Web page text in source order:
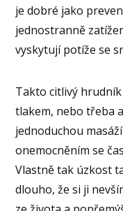
je dobré jako
jednostranně
vyskytují potíže se
Takto citlivý
tlakem, nebo třeba
jednoduchou
onemocněním se
Vlastně tak úzkost
dlouho, že si ji